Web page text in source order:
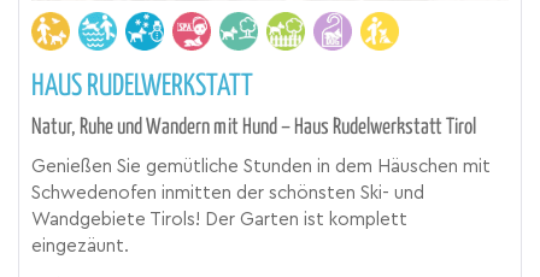
HAUS RUDELWERKSTATT
Natur, Ruhe und Wandern mit Hund – Haus Rudelwerkstatt Tirol
Genießen Sie gemütliche Stunden in dem Häuschen mit
Schwedenofen inmitten der schönsten Ski- und
Wandgebiete Tirols! Der Garten ist komplett
eingezäunt.